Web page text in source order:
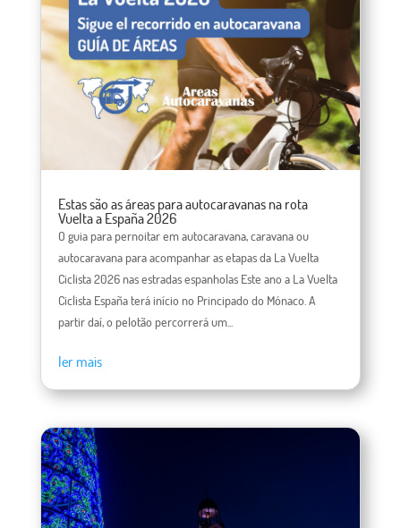
Estas são as áreas para autocaravanas na rota
Vuelta a España 2026
O guia para pernoitar em autocaravana, caravana ou
autocaravana para acompanhar as etapas da La Vuelta
Ciclista 2026 nas estradas espanholas Este ano a La Vuelta
Ciclista España terá início no Principado do Mónaco. A
partir daí, o pelotão percorrerá um...
ler mais